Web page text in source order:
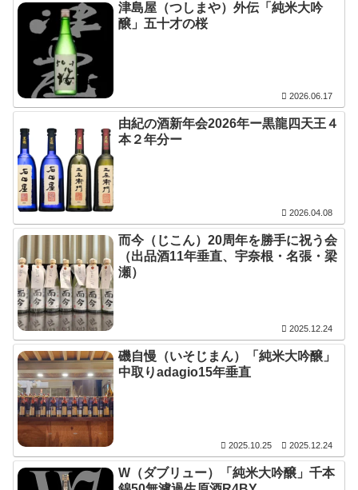
津島屋（つしまや）外伝「純米大吟
醸」五十才の桜
2026.06.17
由紀の酒新年会2026年ー黒龍四天王４
本２年分ー
2026.04.08
而今（じこん）20周年を勝手に祝う会
（出品酒11年垂直、宇奈根・名張・梁
瀬）
2025.12.24
磯自慢（いそじまん）「純米大吟醸」
中取りadagio15年垂直
2025.10.25 2025.12.24
W（ダブリュー）「純米大吟醸」千本